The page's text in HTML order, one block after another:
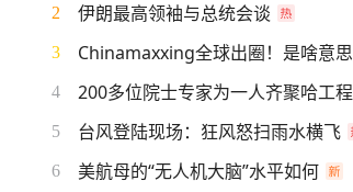
2 伊朗最高领袖与总统会谈
3 Chinamaxxing全球出圈！是啥意思
4 200多位院士专家为一人齐聚哈工程
5 台风登陆现场：狂风怒扫雨水横飞
6 美航母的“无人机大脑”水平如何